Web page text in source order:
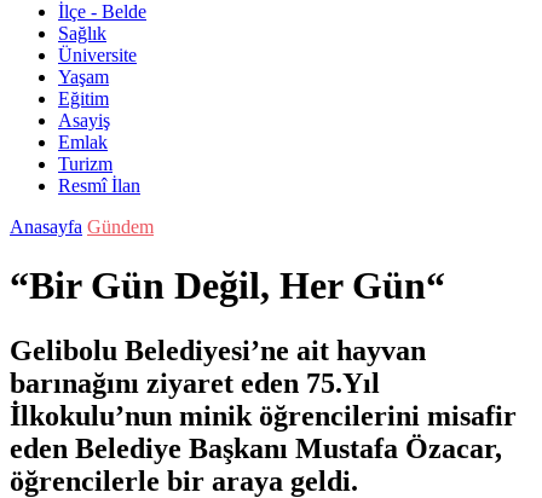
İlçe - Belde
Sağlık
Üniversite
Yaşam
Eğitim
Asayiş
Emlak
Turizm
Resmî İlan
Anasayfa Gündem
“Bir Gün Değil, Her Gün“
Gelibolu Belediyesi’ne ait hayvan
barınağını ziyaret eden 75.Yıl
İlkokulu’nun minik öğrencilerini misafir
eden Belediye Başkanı Mustafa Özacar,
öğrencilerle bir araya geldi.